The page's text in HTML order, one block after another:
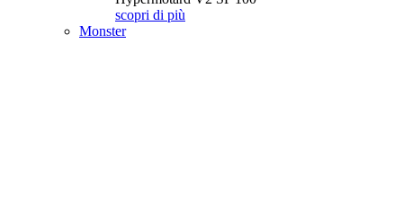
scopri di più
Monster